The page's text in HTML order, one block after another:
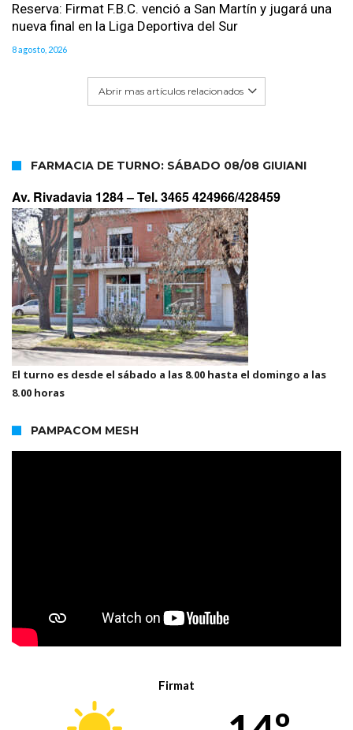
Reserva: Firmat F.B.C. venció a San Martín y jugará una
nueva final en la Liga Deportiva del Sur
8 agosto, 2026
Abrir mas artículos relacionados
FARMACIA DE TURNO: SÁBADO 08/08 GIUIANI
Av. Rivadavia 1284 –Tel. 3465 424966/428459
El turno es desde el sábado a las 8.00 hasta el domingo a las
8.00 horas
PAMPACOM MESH
Firmat